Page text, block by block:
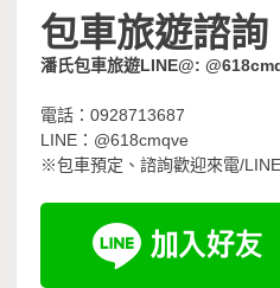
包車旅遊諮詢
潘氏包車旅遊LINE@:
電話：0928713687
LINE：@618cmqve
※包車預定、諮詢歡迎來電/